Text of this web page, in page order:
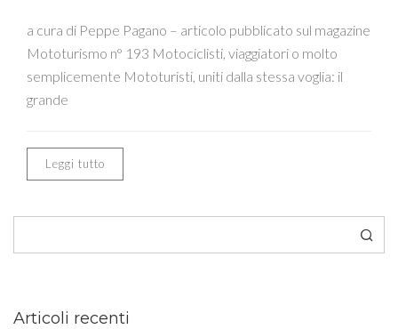
a cura di Peppe Pagano – articolo pubblicato sul magazine
Mototurismo n° 193 Motociclisti, viaggiatori o molto
semplicemente Mototuristi, uniti dalla stessa voglia: il
grande
Leggi tutto
Articoli recenti